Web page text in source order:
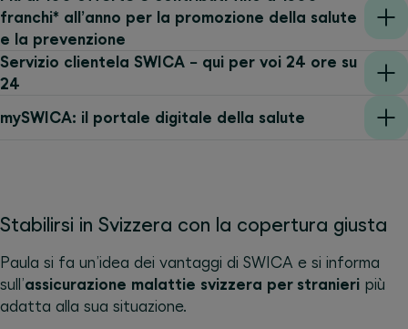
franchi* all’anno per la promozione della salute
e la prevenzione
Servizio clientela SWICA − qui per voi 24 ore su
24
mySWICA: il portale digitale della salute
Stabilirsi in Svizzera con la copertura giusta
Paula si fa un’idea dei vantaggi di SWICA e si informa
sull’assicurazione malattie svizzera per stranieri più
adatta alla sua situazione.